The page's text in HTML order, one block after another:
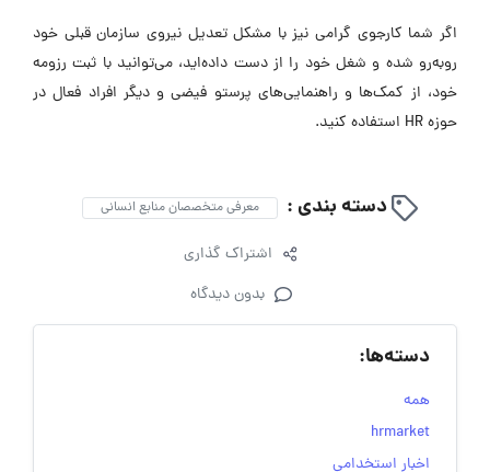
اگر شما کارجوی گرامی نیز با مشکل تعدیل نیروی سازمان قبلی خود
روبه‌رو شده و شغل خود را از دست داده‌اید، می‌توانید با ثبت رزومه
خود، از کمک‌ها و راهنمایی‌های پرستو فیضی و دیگر افراد فعال در
حوزه HR استفاده کنید.
دسته بندی : معرفی متخصصان منابع انسانی
اشتراک گذاری
بدون دیدگاه
دسته‌ها:
همه
hrmarket
اخبار استخدامی